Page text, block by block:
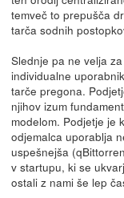
temveč to prepušča
tarča sodnih
Slednje pa ne velja
individualne
tarče pregona.
njihov izum
modelom. Podjetje je
odjemalca uporablja
uspešnejša
v startupu, ki se
ostali z nami še lep